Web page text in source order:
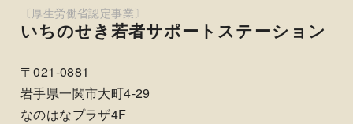
いちのせき若者サポートステーション
〒021-0881
岩手県一関市大町4-29
なのはなプラザ4F